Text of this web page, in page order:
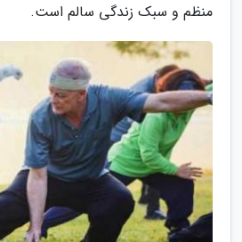
منظم و سبک زندگی سالم است.